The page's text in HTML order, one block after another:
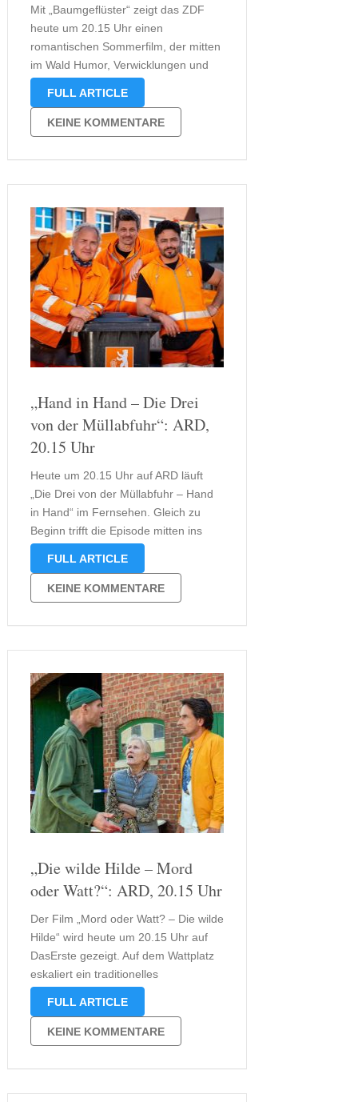
Mit „Baumgeflüster“ zeigt das ZDF
heute um 20.15 Uhr einen
romantischen Sommerfilm, der mitten
im Wald Humor, Verwicklungen und
Gefühl zu einer dichten,
Yascha Krüger, Forstwirt wider Willen,
wird kurzfristig ins Freisinger Revier
versetzt und steht plötzlich zwischen
FULL ARTICLE
KEINE KOMMENTARE
„Hand in Hand – Die Drei
von der Müllabfuhr“: ARD,
20.15 Uhr
Heute um 20.15 Uhr auf ARD läuft
„Die Drei von der Müllabfuhr – Hand
in Hand“ im Fernsehen. Gleich zu
Beginn trifft die Episode mitten ins
Herz der Stadt: Das alternative Kultur-
wird Ziel gezielter Attacken, und die
Müllwerker um Käpt’n Werner
Träsch …
FULL ARTICLE
KEINE KOMMENTARE
„Die wilde Hilde – Mord
oder Watt?“: ARD, 20.15 Uhr
Der Film „Mord oder Watt? – Die wilde
Hilde“ wird heute um 20.15 Uhr auf
DasErste gezeigt. Auf dem Wattplatz
eskaliert ein traditionelles
Schlickschlittenrennen zum Auslöser
wird tot im Schuppen von Erik
Festerkotten gefunden, und ein
kleines Dorf rückt plötzlich unter
FULL ARTICLE
KEINE KOMMENTARE